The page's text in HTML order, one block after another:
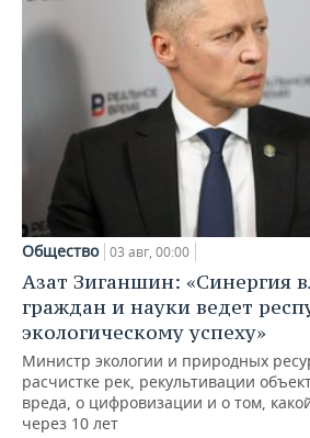
Общество 03 авг, 00:00
Азат Зиганшин: «Синергия
граждан и науки ведет
экологическому успеху»
Министр экологии и природных
расчистке рек, рекультивации
вреда, о цифровизации и о том,
через 10 лет